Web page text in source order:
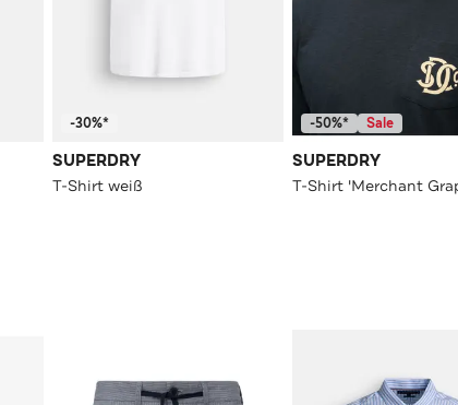
-30%*
SUPERDRY
T-Shirt weiß
-50%* Sale
SUPERDRY